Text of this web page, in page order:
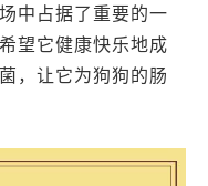
中占据了重要的一
望它健康快乐地成
，让它为狗狗的肠